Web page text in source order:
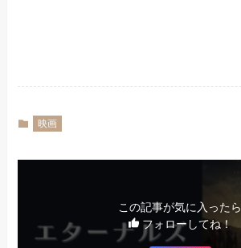
映画
この記事が気に入ったら
フォローしてね！